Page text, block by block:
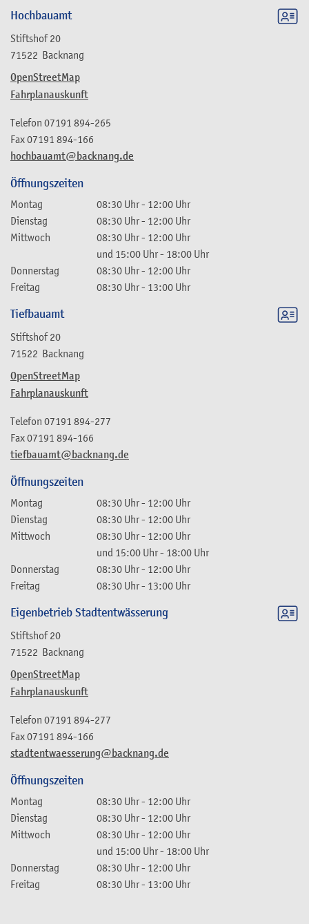
Hochbauamt
Stiftshof 20
71522 Backnang
OpenStreetMap
Fahrplanauskunft
hochbauamt@backnang.de
Telefon 07191 894-265
Fax07191 894-166
Öffnungszeiten
Montag 08:30 Uhr- 12:00 Uhr
Dienstag
08:30 Uhr- 12:00 Uhr
Mittwoch
08:30 Uhr- 12:00 Uhr
und 15:00 Uhr- 18:00 Uhr
Donnerstag
08:30 Uhr- 12:00 Uhr
Freitag
08:30 Uhr- 13:00 Uhr
Tiefbauamt
Stiftshof 20
71522 Backnang
OpenStreetMap
Fahrplanauskunft
tiefbauamt@backnang.de
Telefon 07191 894-277
Fax07191 894-166
Öffnungszeiten
Montag 08:30 Uhr- 12:00 Uhr
Dienstag
08:30 Uhr- 12:00 Uhr
Mittwoch
08:30 Uhr- 12:00 Uhr
und 15:00 Uhr- 18:00 Uhr
Donnerstag
08:30 Uhr- 12:00 Uhr
Freitag
08:30 Uhr- 13:00 Uhr
Eigenbetrieb Stadtentwässerung
Stiftshof 20
71522 Backnang
OpenStreetMap
Fahrplanauskunft
stadtentwaesserung@backnang.de
Telefon 07191 894-277
Fax07191 894-166
Öffnungszeiten
Montag 08:30 Uhr- 12:00 Uhr
Dienstag
08:30 Uhr- 12:00 Uhr
Mittwoch
08:30 Uhr- 12:00 Uhr
und 15:00 Uhr- 18:00 Uhr
Donnerstag
08:30 Uhr- 12:00 Uhr
Freitag
08:30 Uhr- 13:00 Uhr